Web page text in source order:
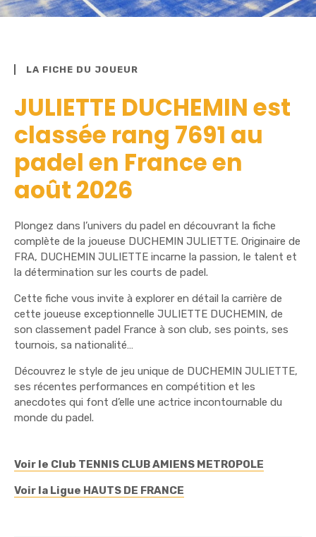
LA FICHE DU JOUEUR
JULIETTE DUCHEMIN est
classée rang 7691 au
padel en France en
août 2026
Plongez dans l’univers du padel en découvrant la fiche
complète de la joueuse DUCHEMIN JULIETTE. Originaire de
FRA, DUCHEMIN JULIETTE incarne la passion, le talent et
la détermination sur les courts de padel.
Cette fiche vous invite à explorer en détail la carrière de
cette joueuse exceptionnelle JULIETTE DUCHEMIN, de
son classement padel France à son club, ses points, ses
tournois, sa nationalité…
Découvrez le style de jeu unique de DUCHEMIN JULIETTE,
ses récentes performances en compétition et les
anecdotes qui font d’elle une actrice incontournable du
monde du padel.
Voir le Club TENNIS CLUB AMIENS METROPOLE
Voir la Ligue HAUTS DE FRANCE